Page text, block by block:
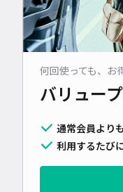
何回使っても、お
バリュー
通常会員より
利用するたび